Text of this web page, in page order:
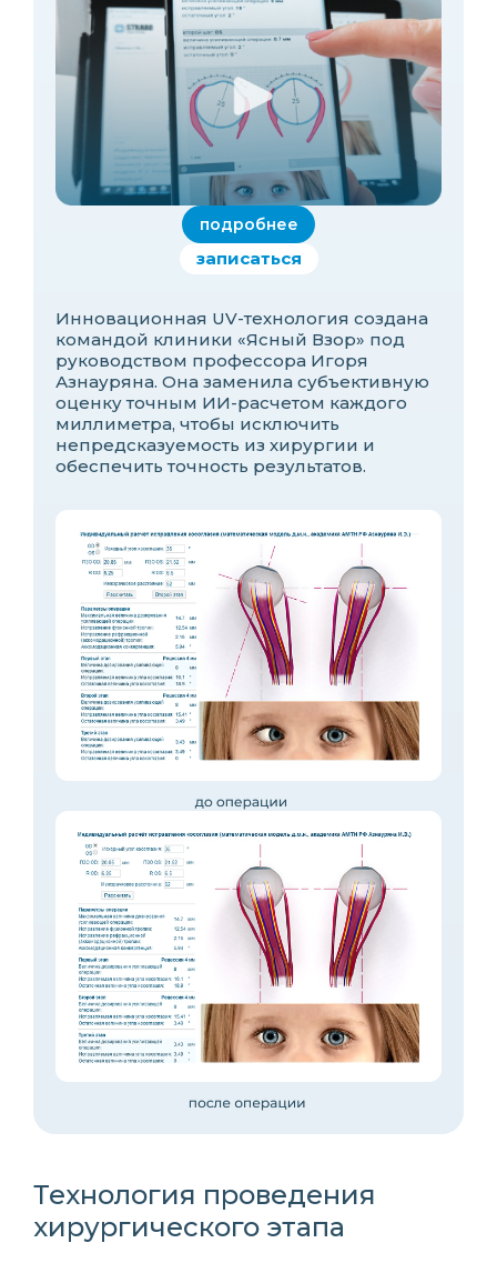
подробнее
записаться
Инновационная UV-технология создана
командой клиники «Ясный Взор» под
руководством профессора Игоря
Азнауряна. Она заменила субъективную
оценку точным ИИ-расчетом каждого
миллиметра, чтобы исключить
непредсказуемость из хирургии и
обеспечить точность результатов.
Технология проведения
хирургического этапа